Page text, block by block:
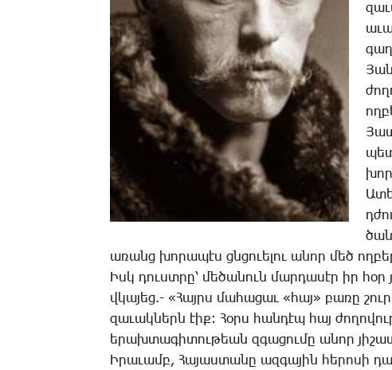
ա­ռանց խո­րա­պէս ցնցո­ւե­լու ա­նոր մեծ
Իսկ դուստ­րը՝ մե­ծա­նուն մար­դա­սէր իր հօր
վկա­յեց.- «­Հայրս մա­հա­ցաւ «հայ» բա­ռը
զա­ւակ­ներն էիք: ­Հօրս հան­դէպ հայ
ե­րախ­տա­գի­տու­թեան զգա­ցու­մը ա­նոր
Ի­րա­ւամբ, ­Հա­յաս­տա­նը ազ­գա­յին հե­րո­սի